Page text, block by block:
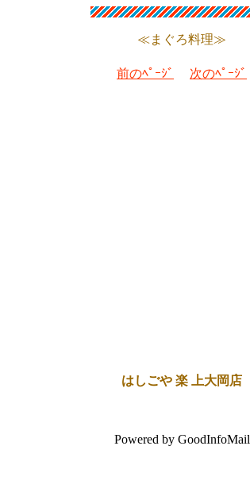
≪まぐろ料理≫
前のﾍﾟｰｼﾞ 次のﾍﾟｰｼﾞ
はしごや 楽 上大岡店
Powered by GoodInfoMail